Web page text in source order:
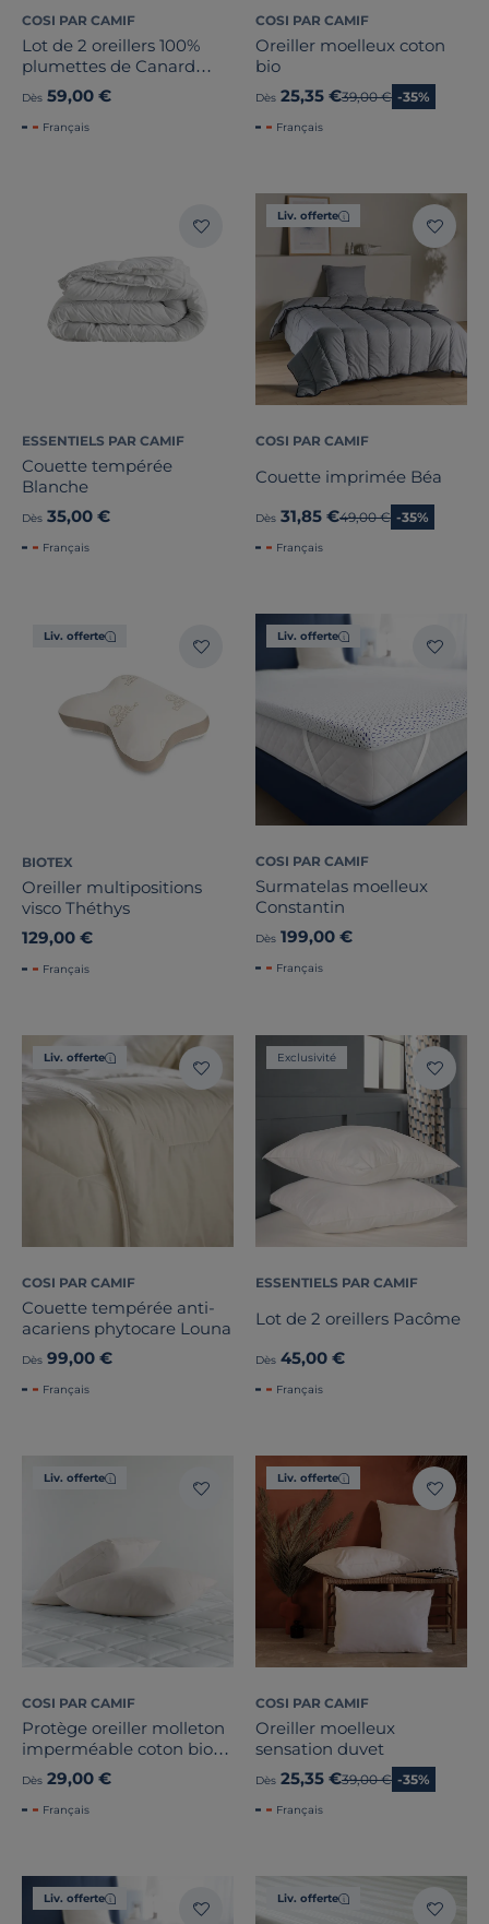
COSI PAR CAMIF
Lot de 2 oreillers 100%
plumettes de Canard
Candice
Dès 59,00 €
Français
COSI PAR CAMIF
Oreiller moelleux coton
bio
Dès 25,35 €Ancien prix
39,00 € -35%
Français
ESSENTIELS PAR CAMIF
Couette tempérée
Blanche
Dès 35,00 €
Français
Liv. offerte
COSI PAR CAMIF
Couette imprimée Béa
Dès 31,85 €Ancien prix
49,00 € -35%
Français
Liv. offerte
BIOTEX
Oreiller multipositions
visco Théthys
129,00 €
Français
Liv. offerte
COSI PAR CAMIF
Surmatelas moelleux
Constantin
Dès 199,00 €
Français
Liv. offerte
COSI PAR CAMIF
Couette tempérée anti-
acariens phytocare Louna
Dès 99,00 €
Français
Exclusivité
ESSENTIELS PAR CAMIF
Lot de 2 oreillers Pacôme
Dès 45,00 €
Français
Liv. offerte
COSI PAR CAMIF
Protège oreiller molleton
imperméable coton bio
Issac
Dès 29,00 €
Français
Liv. offerte
COSI PAR CAMIF
Oreiller moelleux
sensation duvet
Dès 25,35 €Ancien prix
39,00 € -35%
Français
Liv. offerte Liv. offerte